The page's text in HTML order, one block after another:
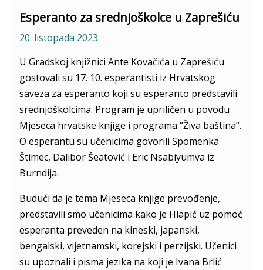
Esperanto za srednjoškolce u Zaprešiću
20. listopada 2023.
U Gradskoj knjižnici Ante Kovačića u Zaprešiću
gostovali su 17. 10. esperantisti iz Hrvatskog
saveza za esperanto koji su esperanto predstavili
srednjoškolcima. Program je upriličen u povodu
Mjeseca hrvatske knjige i programa “Živa baština”.
O esperantu su učenicima govorili Spomenka
Štimec, Dalibor Šeatović i Eric Nsabiyumva iz
Burndija.
Budući da je tema Mjeseca knjige prevođenje,
predstavili smo učenicima kako je Hlapić uz pomoć
esperanta preveden na kineski, japanski,
bengalski, vijetnamski, korejski i perzijski. Učenici
su upoznali i pisma jezika na koji je Ivana Brlić